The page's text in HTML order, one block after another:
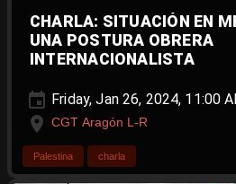
CHARLA: SITUACIÓN EN
UNA POSTURA OBRERA
INTERNACIONALISTA
Friday, Jan 26, 2024, 11:00
CGT Aragón L-R
Palestina charla